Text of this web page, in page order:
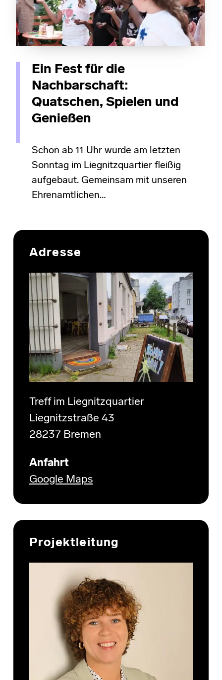
Ein Fest für die
Nachbarschaft:
Quatschen, Spielen und
Genießen
Schon ab 11 Uhr wurde am letzten
Sonntag im Liegnitzquartier fleißig
aufgebaut. Gemeinsam mit unseren
Ehrenamtlichen…
Skip back to main navigation
Adresse
Treff im Liegnitzquartier
Liegnitzstraße 43
28237 Bremen
Anfahrt
Google Maps
Projektleitung